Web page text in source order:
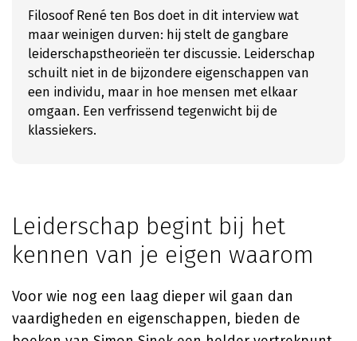
Filosoof René ten Bos doet in dit interview wat
maar weinigen durven: hij stelt de gangbare
leiderschapstheorieën ter discussie. Leiderschap
schuilt niet in de bijzondere eigenschappen van
een individu, maar in hoe mensen met elkaar
omgaan. Een verfrissend tegenwicht bij de
klassiekers.
Leiderschap begint bij het
kennen van je eigen waarom
Voor wie nog een laag dieper wil gaan dan
vaardigheden en eigenschappen, bieden de